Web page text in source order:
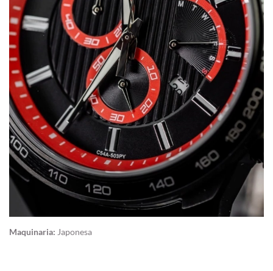
Maquinaria: Japonesa